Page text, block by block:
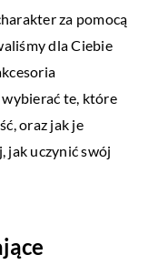
za pomocą
dla Ciebie
te, które
oraz jak je
jak uczynić swój